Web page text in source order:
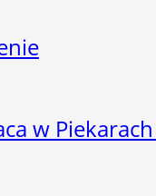
w